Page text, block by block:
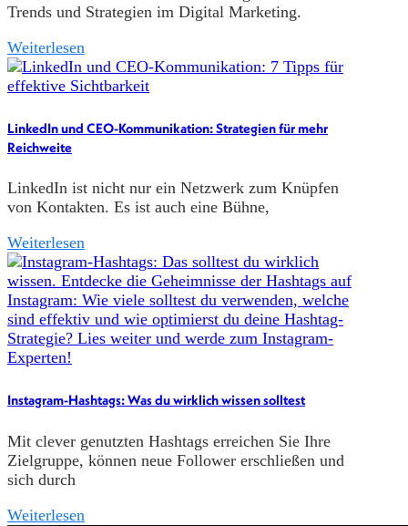
Trends und Strategien im Digital Marketing.
Weiterlesen
LinkedIn und CEO-Kommunikation: Strategien für mehr
Reichweite
LinkedIn ist nicht nur ein Netzwerk zum Knüpfen
von Kontakten. Es ist auch eine Bühne,
Weiterlesen
Instagram-Hashtags: Was du wirklich wissen solltest
Mit clever genutzten Hashtags erreichen Sie Ihre
Zielgruppe, können neue Follower erschließen und
sich durch
Weiterlesen